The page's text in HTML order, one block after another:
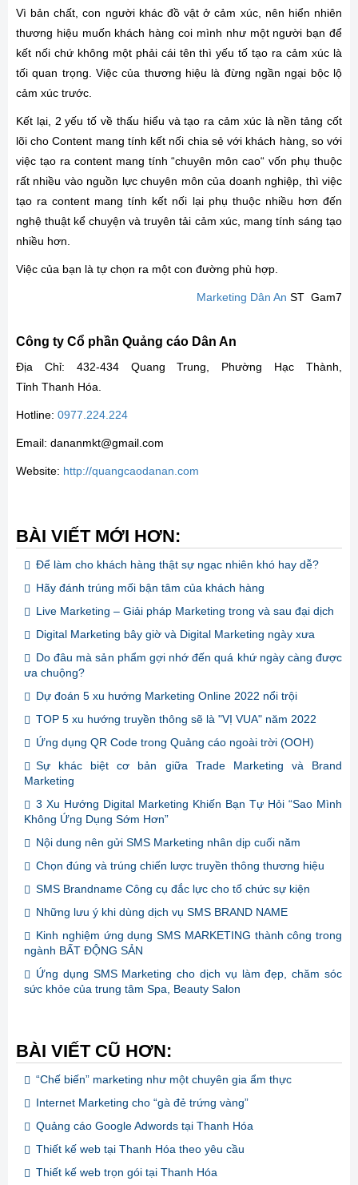
Vì bản chất, con người khác đồ vật ở cảm xúc, nên hiển nhiên
thương hiệu muốn khách hàng coi mình như một người bạn để
kết nối chứ không một phải cái tên thì yếu tố tạo ra cảm xúc là
tối quan trọng. Việc của thương hiệu là đừng ngần ngại bộc lộ
cảm xúc trước.
Kết lại, 2 yếu tố về thấu hiểu và tạo ra cảm xúc là nền tảng cốt
lõi cho Content mang tính kết nối chia sẻ với khách hàng, so với
việc tạo ra content mang tính “chuyên môn cao“ vốn phụ thuộc
rất nhiều vào nguồn lực chuyên môn của doanh nghiệp, thì việc
tạo ra content mang tính kết nối lại phụ thuộc nhiều hơn đến
nghệ thuật kể chuyện và truyên tải cảm xúc, mang tính sáng tạo
nhiều hơn.
Việc của bạn là tự chọn ra một con đường phù hợp.
Marketing Dân An ST Gam7
Công ty Cổ phần Quảng cáo Dân An
Địa Chỉ: 432-434 Quang Trung, Phường Hạc Thành,
Tỉnh Thanh Hóa.
Hotline: 0977.224.224
Email: dananmkt@gmail.com
Website: http://quangcaodanan.com
BÀI VIẾT MỚI HƠN:
Để làm cho khách hàng thật sự ngạc nhiên khó hay dễ?
Hãy đánh trúng mối bận tâm của khách hàng
Live Marketing – Giải pháp Marketing trong và sau đại dịch
Digital Marketing bây giờ và Digital Marketing ngày xưa
Do đâu mà sản phẩm gợi nhớ đến quá khứ ngày càng được
ưa chuộng?
Dự đoán 5 xu hướng Marketing Online 2022 nổi trội
TOP 5 xu hướng truyền thông sẽ là "VỊ VUA" năm 2022
Ứng dụng QR Code trong Quảng cáo ngoài trời (OOH)
Sự khác biệt cơ bản giữa Trade Marketing và Brand
Marketing
3 Xu Hướng Digital Marketing Khiến Bạn Tự Hỏi “Sao Mình
Không Ứng Dụng Sớm Hơn”
Nội dung nên gửi SMS Marketing nhân dịp cuối năm
Chọn đúng và trúng chiến lược truyền thông thương hiệu
SMS Brandname Công cụ đắc lực cho tổ chức sự kiện
Những lưu ý khi dùng dịch vụ SMS BRAND NAME
Kinh nghiệm ứng dụng SMS MARKETING thành công trong
ngành BẤT ĐỘNG SẢN
Ứng dụng SMS Marketing cho dịch vụ làm đẹp, chăm sóc
sức khỏe của trung tâm Spa, Beauty Salon
BÀI VIẾT CŨ HƠN:
“Chế biến” marketing như một chuyên gia ẩm thực
Internet Marketing cho “gà đẻ trứng vàng”
Quảng cáo Google Adwords tại Thanh Hóa
Thiết kế web tại Thanh Hóa theo yêu cầu
Thiết kế web trọn gói tại Thanh Hóa